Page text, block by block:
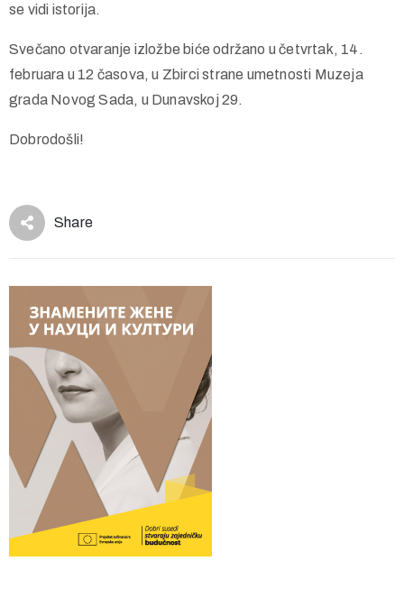
se vidi istorija.
Svečano otvaranje izložbe biće održano u četvrtak, 14.
februara u 12 časova, u Zbirci strane umetnosti Muzeja
grada Novog Sada, u Dunavskoj 29.
Dobrodošli!
Share